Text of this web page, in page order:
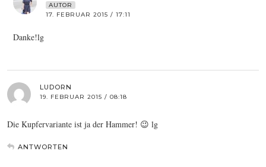
AUTOR
17. FEBRUAR 2015 / 17:11
Danke!lg
LUDORN
19. FEBRUAR 2015 / 08:18
Die Kupfervariante ist ja der Hammer! 😉 lg
ANTWORTEN